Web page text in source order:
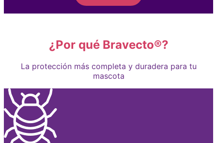
¿Por qué Bravecto®?
La protección más completa y duradera para tu
mascota